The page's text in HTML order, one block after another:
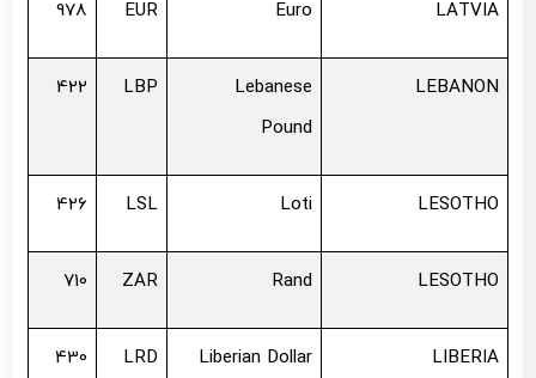
LATVIA
Euro
EUR
978
LEBANON
Lebanese
Pound
LBP
422
LESOTHO
Loti
LSL
426
LESOTHO
Rand
ZAR
710
LIBERIA
Liberian Dollar
LRD
430